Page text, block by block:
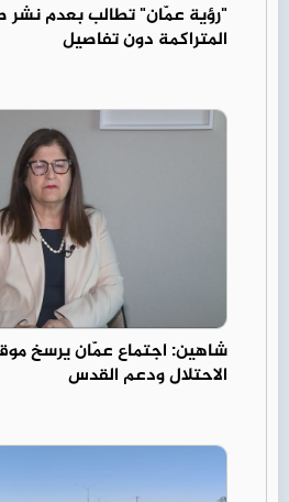
"رؤية عمّان" تطالب بعدم نشر
المتراكمة دون تفاصيل
شاهين: اجتماع عمّان يرسخ
الاحتلال ودعم القدس